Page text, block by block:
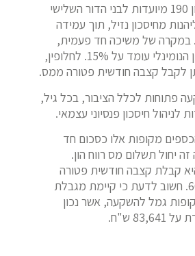
קופות גמל בתיקון 190 מיועדות לבני הדור השלישי
מחיסכון נזיל, תוך עמידה
במקרה של משיכה חד פעמית,
המס על רווחי ההון הנומינלי עומד על 15%. לחלופין,
פתוחות לכלל הציבור, בכל גיל,
לניהול חיסכון פנסיוני עצמאי.
מקופות אלו כסכום חד
יחול תשלום מס רווח הון.
קבלת קצבה חודשית פטורה
ממס החל מגיל 60. חשוב לדעת כי קיימת מגבלת
גמל להשקעה, אשר נכון